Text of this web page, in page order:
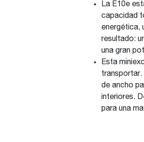
La E10e
capacidad
energética,
resultado:
una gran
Esta
transportar.
de ancho
interiores.
para una